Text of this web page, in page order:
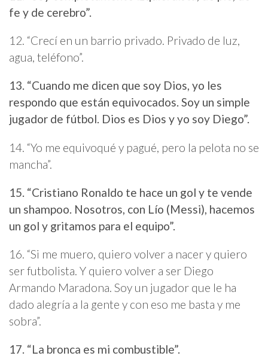
fe y de cerebro”.
12. “Crecí en un barrio privado. Privado de luz,
agua, teléfono”.
13. “Cuando me dicen que soy Dios, yo les
respondo que están equivocados. Soy un simple
jugador de fútbol. Dios es Dios y yo soy Diego”.
14. “Yo me equivoqué y pagué, pero la pelota no se
mancha”.
15. “Cristiano Ronaldo te hace un gol y te vende
un shampoo. Nosotros, con Lío (Messi), hacemos
un gol y gritamos para el equipo”.
16. “Si me muero, quiero volver a nacer y quiero
ser futbolista. Y quiero volver a ser Diego
Armando Maradona. Soy un jugador que le ha
dado alegría a la gente y con eso me basta y me
sobra”.
17. “La bronca es mi combustible”.